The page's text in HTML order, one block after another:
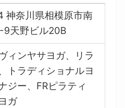
神奈川県相模原市南
9天野ビル20B
ィンヤサヨガ、リラ
トラディショナルヨ
ジー、FRピラティ
ガ